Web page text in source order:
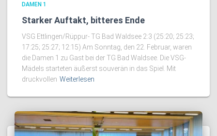
DAMEN 1
Starker Auftakt, bitteres Ende
VSG Ettlingen/Rüppur- TG Bad Waldsee 2:3 (25:20; 25:23;
17:25; 25:27; 12:15) Am Sonntag, den 22. Februar, waren
die Damen 1 zu Gast bei der TG Bad Waldsee. Die VSG-
Mädels starteten äußerst souverän in das Spiel. Mit
druckvollen Weiterlesen